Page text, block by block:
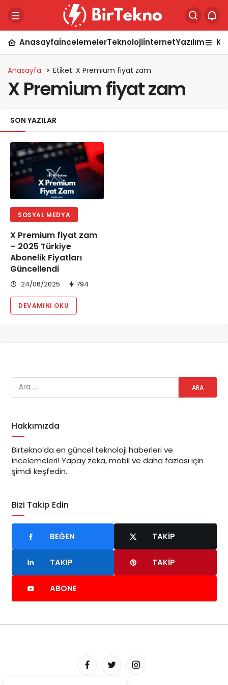
AnasayfaİncelemelerTeknolojiİnternetYazılım
Anasayfa Etiket: X Premium fiyat zam
X Premium fiyat zam
SON YAZILAR
SOSYAL MEDYA
X Premium fiyat zam
– 2025 Türkiye
Abonelik Fiyatları
Güncellendi
24/06/2025 794
DEVAMINI OKU
Hakkımızda
Birtekno’da en güncel teknoloji haberleri ve
incelemeleri! Yapay zeka, mobil ve daha fazlası için
şimdi keşfedin.
Bizi Takip Edin
BEĞEN TAKIP
TAKIP TAKIP
ABONE